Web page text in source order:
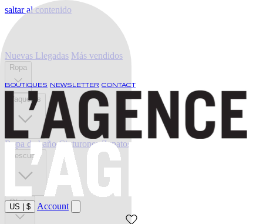
saltar al contenido
BOUTIQUES NEWSLETTER CONTACT
US $ Account
Nuevas Llegadas Más vendidos
Ropa
Vaqueros
Ropa de baño Cinturones Zapatos
Descubrir
Oferta